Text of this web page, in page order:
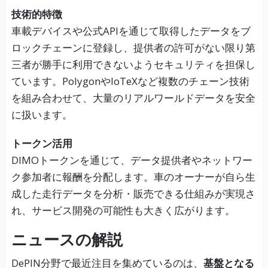
技術的特徴
車載デバイスや公式APIを通じて取得したデータをブ
ロックチェーンに登録し、提供者の許可がない限り第
三者が勝手に利用できないようセキュリティを担保し
ています。PolygonやIoTeXなど複数のチェーン技術
を組み合わせて、大量のリアルワールドデータを安全
に扱います。
トークン活用
DIMOトークンを通じて、データ提供者やネットワー
ク参加者に報酬を分配します。車のオーナーが自ら生
成した走行データを分析・販売できる仕組みが実現さ
れ、サービス開発の可能性も大きく広がります。
ニュースの解説
DePIN分野で最近注目を集めているのは、 基盤となる